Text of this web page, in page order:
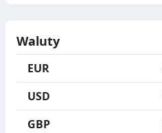
Waluty
EUR
USD
GBP